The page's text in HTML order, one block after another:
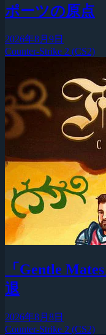
ポーツの原点
2026年8月9日
Counter-Strike 2 (CS2)
「Gentle
退
2026年8月8日
Counter-Strike 2 (CS2)